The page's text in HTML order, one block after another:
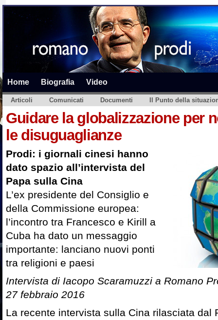
Home Biografia Video
Articoli Comunicati Documenti Il Punto della
Guidare la globalizzazione per
le disuguaglianze
Prodi: i giornali cinesi hanno
dato spazio all’intervista del
Papa sulla Cina
L’ex presidente del Consiglio e
della Commissione europea:
l’incontro tra Francesco e Kirill a
Cuba ha dato un messaggio
importante: lanciano nuovi ponti
tra religioni e paesi
Intervista di Iacopo Scaramuzzi a Romano
27 febbraio 2016
La recente intervista sulla Cina rilasciata dal